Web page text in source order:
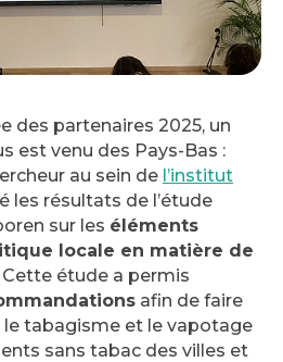
des partenaires 2025, un
est venu des Pays-Bas :
au sein de l’institut
les résultats de l’étude
sur les éléments
locale en matière de
Cette étude a permis
afin de faire
tabagisme et le vapotage
sans tabac des villes et